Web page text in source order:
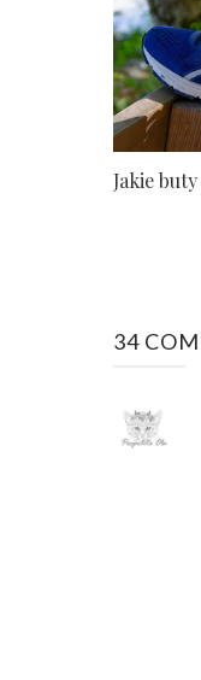
Jakie
34